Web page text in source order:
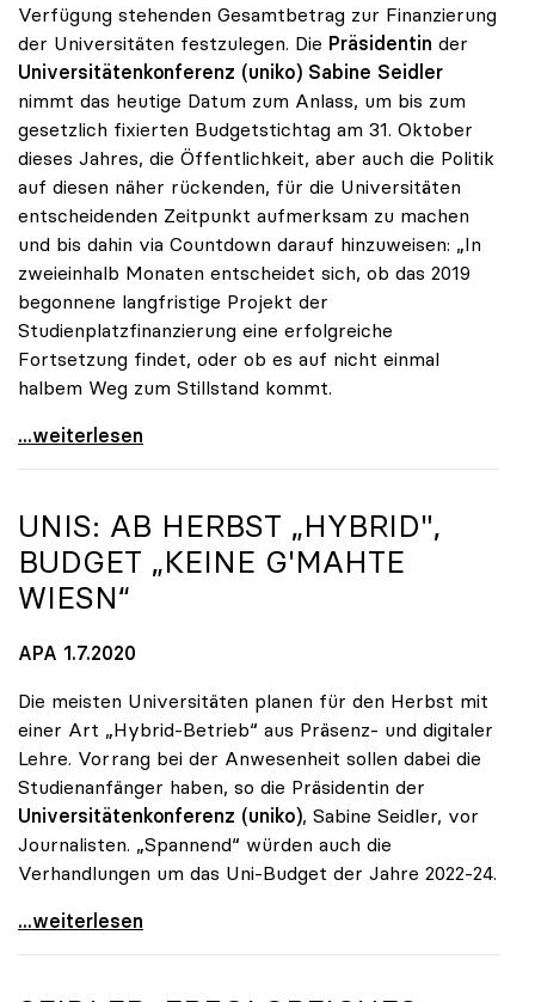
Verfügung stehenden Gesamtbetrag zur Finanzierung
der Universitäten festzulegen. Die Präsidentin der
Universitätenkonferenz (uniko) Sabine Seidler
nimmt das heutige Datum zum Anlass, um bis zum
gesetzlich fixierten Budgetstichtag am 31. Oktober
dieses Jahres, die Öffentlichkeit, aber auch die Politik
auf diesen näher rückenden, für die Universitäten
entscheidenden Zeitpunkt aufmerksam zu machen
und bis dahin via Countdown darauf hinzuweisen: „In
zweieinhalb Monaten entscheidet sich, ob das 2019
begonnene langfristige Projekt der
Studienplatzfinanzierung eine erfolgreiche
Fortsetzung findet, oder ob es auf nicht einmal
halbem Weg zum Stillstand kommt.
Seidler: „Der Stichtag für das Budget rückt näher“
...weiterlesen
UNIS: AB HERBST „HYBRID",
BUDGET „KEINE G'MAHTE
WIESN“
APA 1.7.2020
Die meisten Universitäten planen für den Herbst mit
einer Art „Hybrid-Betrieb“ aus Präsenz- und digitaler
Lehre. Vorrang bei der Anwesenheit sollen dabei die
Studienanfänger haben, so die Präsidentin der
Universitätenkonferenz (uniko), Sabine Seidler, vor
Journalisten. „Spannend“ würden auch die
Verhandlungen um das Uni-Budget der Jahre 2022-24.
Unis: Ab Herbst „hybrid\", Budget „keine g'mahte
...weiterlesen